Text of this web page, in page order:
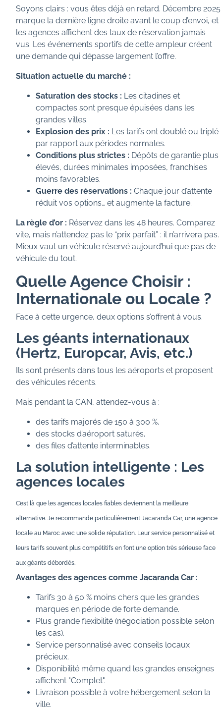
Soyons clairs : vous êtes déjà en retard. Décembre 2025
marque la dernière ligne droite avant le coup d’envoi, et
les agences affichent des taux de réservation jamais
vus. Les événements sportifs de cette ampleur créent
une demande qui dépasse largement l’offre.
Situation actuelle du marché :
Saturation des stocks : Les citadines et
compactes sont presque épuisées dans les
grandes villes.
Explosion des prix : Les tarifs ont doublé ou triplé
par rapport aux périodes normales.
Conditions plus strictes : Dépôts de garantie plus
élevés, durées minimales imposées, franchises
moins favorables.
Guerre des réservations : Chaque jour d’attente
réduit vos options… et augmente la facture.
La règle d’or : Réservez dans les 48 heures. Comparez
vite, mais n’attendez pas le “prix parfait” : il n’arrivera pas.
Mieux vaut un véhicule réservé aujourd’hui que pas de
véhicule du tout.
Quelle Agence Choisir :
Internationale ou Locale ?
Face à cette urgence, deux options s’offrent à vous.
Les géants internationaux
(Hertz, Europcar, Avis, etc.)
Ils sont présents dans tous les aéroports et proposent
des véhicules récents.
Mais pendant la CAN, attendez-vous à :
des tarifs majorés de 150 à 300 %,
des stocks d’aéroport saturés,
des files d’attente interminables.
La solution intelligente : Les
agences locales
C’est là que les agences locales fiables deviennent la meilleure
alternative. Je recommande particulièrement Jacaranda Car, une agence
locale au Maroc avec une solide réputation. Leur service personnalisé et
leurs tarifs souvent plus compétitifs en font une option très sérieuse face
aux géants débordés.
Avantages des agences comme Jacaranda Car :
Tarifs 30 à 50 % moins chers que les grandes
marques en période de forte demande.
Plus grande flexibilité (négociation possible selon
les cas).
Service personnalisé avec conseils locaux
précieux.
Disponibilité même quand les grandes enseignes
affichent "Complet".
Livraison possible à votre hébergement selon la
ville.